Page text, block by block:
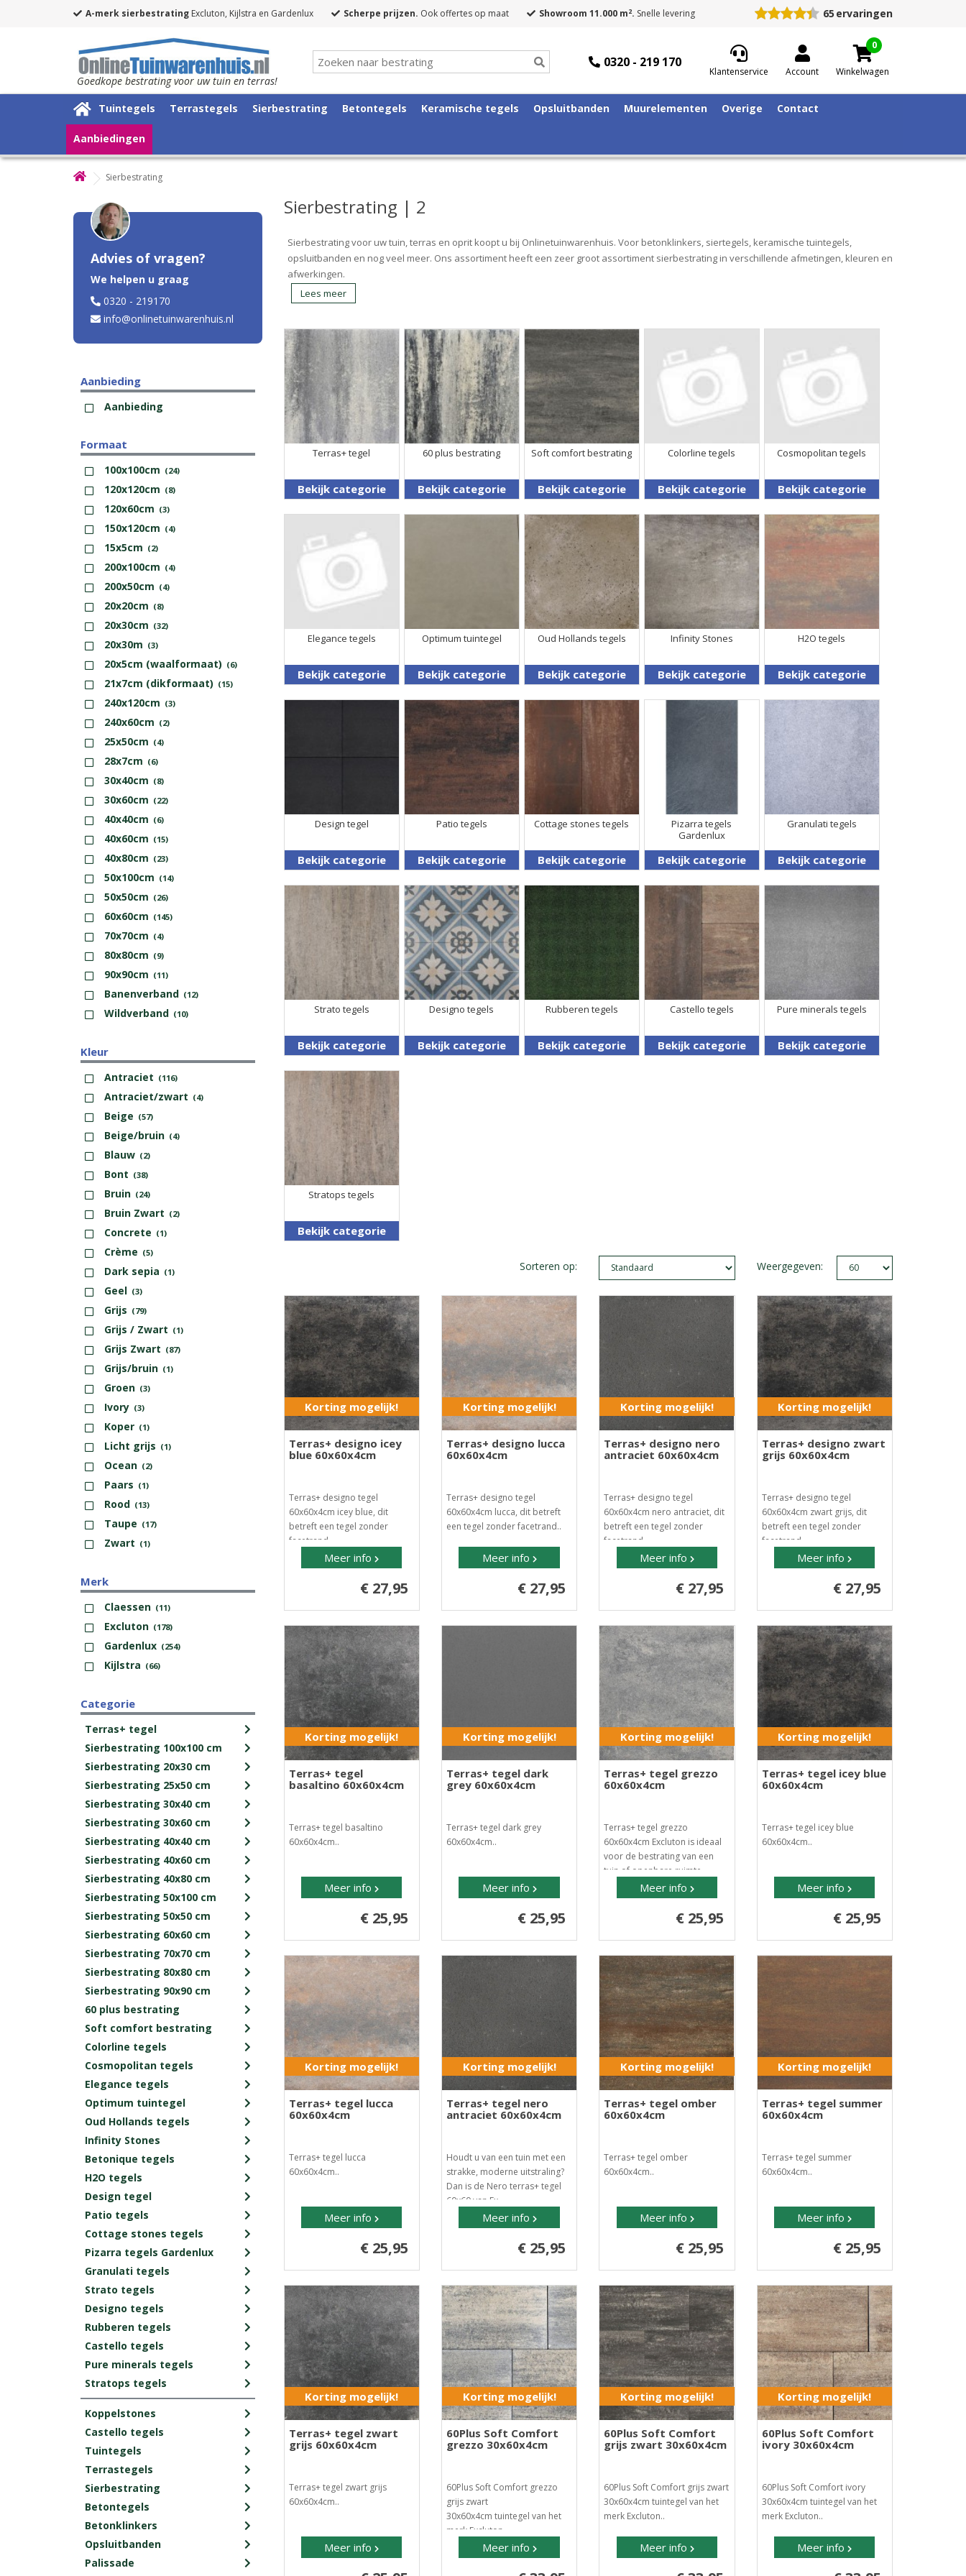
A-merk sierbestrating Excluton, Kijlstra en Gardenlux Scherpe prijzen. Ook offertes op maat Showroom 11.000 m2. Snelle levering 65 ervaringen
Goedkope bestrating voor uw tuin en terras!
0320 - 219 170
Klantenservice Account
0
Winkelwagen
Tuintegels Terrastegels Sierbestrating Betontegels Keramische tegels Opsluitbanden Muurelementen Overige Contact
Aanbiedingen
Sierbestrating
Advies of vragen?
We helpen u graag
0320 - 219170
info@onlinetuinwarenhuis.nl
Aanbieding
Aanbieding
Formaat
100x100cm (24)
120x120cm (8)
120x60cm (3)
150x120cm (4)
15x5cm (2)
200x100cm (4)
200x50cm (4)
20x20cm (8)
20x30cm (32)
20x30m (3)
20x5cm (waalformaat) (6)
21x7cm (dikformaat) (15)
240x120cm (3)
240x60cm (2)
25x50cm (4)
28x7cm (6)
30x40cm (8)
30x60cm (22)
40x40cm (6)
40x60cm (15)
40x80cm (23)
50x100cm (14)
50x50cm (26)
60x60cm (145)
70x70cm (4)
80x80cm (9)
90x90cm (11)
Banenverband (12)
Wildverband (10)
Kleur
Antraciet (116)
Antraciet/zwart (4)
Beige (57)
Beige/bruin (4)
Blauw (2)
Bont (38)
Bruin (24)
Bruin Zwart (2)
Concrete (1)
Crème (5)
Dark sepia (1)
Geel (3)
Grijs (79)
Grijs / Zwart (1)
Grijs Zwart (87)
Grijs/bruin (1)
Groen (3)
Ivory (3)
Koper (1)
Licht grijs (1)
Ocean (2)
Paars (1)
Rood (13)
Taupe (17)
Zwart (1)
Merk
Claessen (11)
Excluton (178)
Gardenlux (254)
Kijlstra (66)
Categorie
Terras+ tegel
Sierbestrating 100x100 cm
Sierbestrating 20x30 cm
Sierbestrating 25x50 cm
Sierbestrating 30x40 cm
Sierbestrating 30x60 cm
Sierbestrating 40x40 cm
Sierbestrating 40x60 cm
Sierbestrating 40x80 cm
Sierbestrating 50x100 cm
Sierbestrating 50x50 cm
Sierbestrating 60x60 cm
Sierbestrating 70x70 cm
Sierbestrating 80x80 cm
Sierbestrating 90x90 cm
60 plus bestrating
Soft comfort bestrating
Colorline tegels
Cosmopolitan tegels
Elegance tegels
Optimum tuintegel
Oud Hollands tegels
Infinity Stones
Betonique tegels
H2O tegels
Design tegel
Patio tegels
Cottage stones tegels
Pizarra tegels Gardenlux
Granulati tegels
Strato tegels
Designo tegels
Rubberen tegels
Castello tegels
Pure minerals tegels
Stratops tegels
Koppelstones
Castello tegels
Tuintegels
Terrastegels
Sierbestrating
Betontegels
Betonklinkers
Opsluitbanden
Palissade
Sierbestrating | 2
Sierbestrating voor uw tuin, terras en oprit koopt u bij Onlinetuinwarenhuis. Voor betonklinkers, siertegels, keramische tuintegels,
opsluitbanden en nog veel meer. Ons assortiment heeft een zeer groot assortiment sierbestrating in verschillende afmetingen, kleuren en
afwerkingen.
Lees meer
Terras+ tegel
Bekijk categorie
60 plus bestrating
Bekijk categorie
Soft comfort bestrating
Bekijk categorie
Colorline tegels
Bekijk categorie
Cosmopolitan tegels
Bekijk categorie
Elegance tegels
Bekijk categorie
Optimum tuintegel
Bekijk categorie
Oud Hollands tegels
Bekijk categorie
Infinity Stones
Bekijk categorie
H2O tegels
Bekijk categorie
Design tegel
Bekijk categorie
Patio tegels
Bekijk categorie
Cottage stones tegels
Bekijk categorie
Pizarra tegels
Gardenlux
Bekijk categorie
Granulati tegels
Bekijk categorie
Strato tegels
Bekijk categorie
Designo tegels
Bekijk categorie
Rubberen tegels
Bekijk categorie
Castello tegels
Bekijk categorie
Pure minerals tegels
Bekijk categorie
Stratops tegels
Bekijk categorie
Sorteren op: Weergegeven:
Korting mogelijk!
Terras+ designo icey
blue 60x60x4cm
Terras+ designo tegel
60x60x4cm icey blue, dit
betreft een tegel zonder
facetrand..
Meer info
€ 27,95
Korting mogelijk!
Terras+ designo lucca
60x60x4cm
Terras+ designo tegel
60x60x4cm lucca, dit betreft
een tegel zonder facetrand..
Meer info
€ 27,95
Korting mogelijk!
Terras+ designo nero
antraciet 60x60x4cm
Terras+ designo tegel
60x60x4cm nero antraciet, dit
betreft een tegel zonder
facetrand ..
Meer info
€ 27,95
Korting mogelijk!
Terras+ designo zwart
grijs 60x60x4cm
Terras+ designo tegel
60x60x4cm zwart grijs, dit
betreft een tegel zonder
facetrand ..
Meer info
€ 27,95
Korting mogelijk!
Terras+ tegel
basaltino 60x60x4cm
Terras+ tegel basaltino
60x60x4cm..
Meer info
€ 25,95
Korting mogelijk!
Terras+ tegel dark
grey 60x60x4cm
Terras+ tegel dark grey
60x60x4cm..
Meer info
€ 25,95
Korting mogelijk!
Terras+ tegel grezzo
60x60x4cm
Terras+ tegel grezzo
60x60x4cm Excluton is ideaal
voor de bestrating van een
tuin of openbare ruimte..
Meer info
€ 25,95
Korting mogelijk!
Terras+ tegel icey blue
60x60x4cm
Terras+ tegel icey blue
60x60x4cm..
Meer info
€ 25,95
Korting mogelijk!
Terras+ tegel lucca
60x60x4cm
Terras+ tegel lucca
60x60x4cm..
Meer info
€ 25,95
Korting mogelijk!
Terras+ tegel nero
antraciet 60x60x4cm
Houdt u van een tuin met een
strakke, moderne uitstraling?
Dan is de Nero terras+ tegel
60x60 van Ex..
Meer info
€ 25,95
Korting mogelijk!
Terras+ tegel omber
60x60x4cm
Terras+ tegel omber
60x60x4cm..
Meer info
€ 25,95
Korting mogelijk!
Terras+ tegel summer
60x60x4cm
Terras+ tegel summer
60x60x4cm..
Meer info
€ 25,95
Korting mogelijk!
Terras+ tegel zwart
grijs 60x60x4cm
Terras+ tegel zwart grijs
60x60x4cm..
Meer info
Korting mogelijk!
60Plus Soft Comfort
grezzo 30x60x4cm
60Plus Soft Comfort grezzo
grijs zwart
30x60x4cm tuintegel van het
merk Excluton..
Meer info
Korting mogelijk!
60Plus Soft Comfort
grijs zwart 30x60x4cm
60Plus Soft Comfort grijs zwart
30x60x4cm tuintegel van het
merk Excluton..
Meer info
Korting mogelijk!
60Plus Soft Comfort
ivory 30x60x4cm
60Plus Soft Comfort ivory
30x60x4cm​ tuintegel van het
merk Excluton..
Meer info